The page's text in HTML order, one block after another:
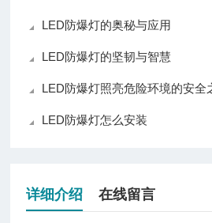
LED防爆灯的奥秘与应用
LED防爆灯的坚韧与智慧
LED防爆灯照亮危险环境的安全
LED防爆灯怎么安装
详细介绍 在线留言